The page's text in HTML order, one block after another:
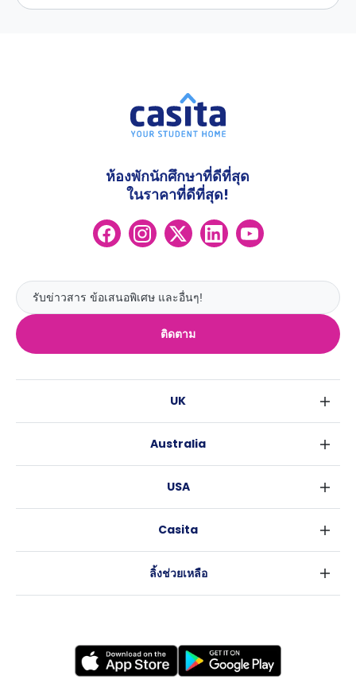
ติดตาม
ห้องพักนักศึกษาที่ดีที่สุด
ในราคาที่ดีที่สุด!
UK
เอดินเบอระ
ลีดส์
โคเวนทรี
เลสเตอร์
Australia
บริสเบน
อะเดลายด์
USA
แอตแลนตา
Casita
ลิ้งช่วยเหลือ